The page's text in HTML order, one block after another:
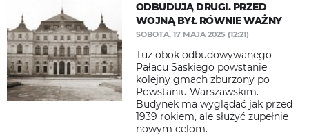
ODBUDUJĄ DRUGI. PRZED
WOJNĄ BYŁ RÓWNIE WAŻNY
SOBOTA, 17 MAJA 2025 (12:21)
Tuż obok odbudowywanego
Pałacu Saskiego powstanie
kolejny gmach zburzony po
Powstaniu Warszawskim.
Budynek ma wyglądać jak przed
1939 rokiem, ale służyć zupełnie
nowym celom.